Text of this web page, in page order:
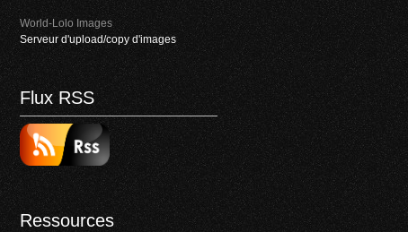
World-Lolo Images
Serveur d'upload/copy d'images
Flux RSS
Ressources